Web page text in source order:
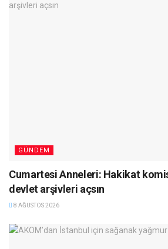
GÜNDEM
Cumartesi Anneleri: Hakikat
devlet arşivleri açsın
8 AĞUSTOS 2026